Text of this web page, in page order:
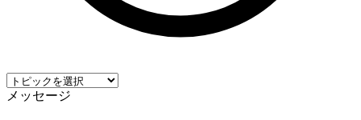
メッセージ